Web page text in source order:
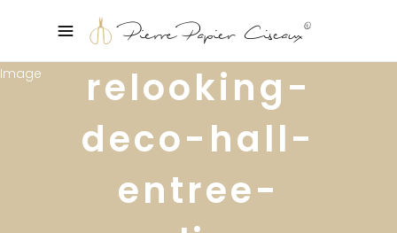
relooking-
deco-hall-
entree-